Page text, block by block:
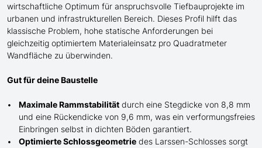
wirtschaftliche Optimum für anspruchsvolle Tiefbauprojekte im
urbanen und infrastrukturellen Bereich. Dieses Profil hilft das
klassische Problem, hohe statische Anforderungen bei
gleichzeitig optimiertem Materialeinsatz pro Quadratmeter
Wandfläche zu überwinden.
Gut für deine Baustelle
Maximale Rammstabilität durch eine Stegdicke von 8,8 mm
und eine Rückendicke von 9,6 mm, was ein verformungsfreies
Einbringen selbst in dichten Böden garantiert.
Optimierte Schlossgeometrie des Larssen-Schlosses sorgt